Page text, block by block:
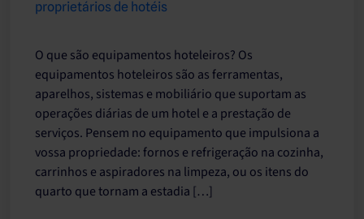
proprietários de hotéis
O que são equipamentos hoteleiros? Os
equipamentos hoteleiros são as ferramentas,
aparelhos, sistemas e mobiliário que suportam as
operações diárias de um hotel e a prestação de
serviços. Pensem no equipamento que impulsiona a
vossa propriedade: fornos e refrigeração na cozinha,
carrinhos e aspiradores na limpeza, ou os itens do
quarto que tornam a estadia […]